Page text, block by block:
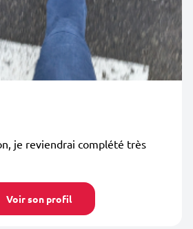
je reviendrai complété très
Voir son profil